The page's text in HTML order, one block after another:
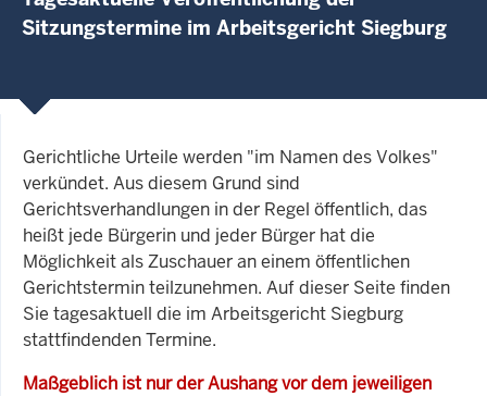
Sitzungstermine im Arbeitsgericht Siegburg
Gerichtliche Urteile werden "im Namen des Volkes"
verkündet. Aus diesem Grund sind
Gerichtsverhandlungen in der Regel öffentlich, das
heißt jede Bürgerin und jeder Bürger hat die
Möglichkeit als Zuschauer an einem öffentlichen
Gerichtstermin teilzunehmen. Auf dieser Seite finden
Sie tagesaktuell die im Arbeitsgericht Siegburg
stattfindenden Termine.
Maßgeblich ist nur der Aushang vor dem jeweiligen